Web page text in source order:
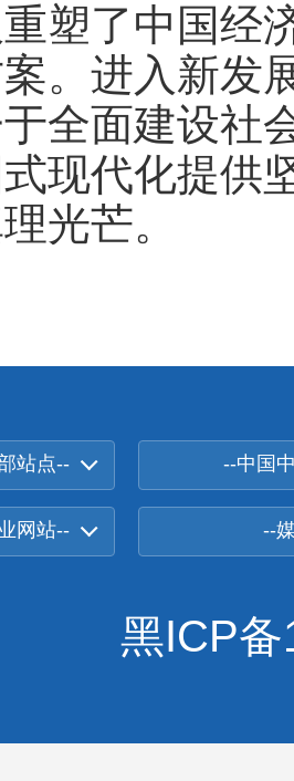
塑了中国经
。进入新发
全面建设社
现代化提供
光芒。
站点-- --中国
网站-- --
黑ICP